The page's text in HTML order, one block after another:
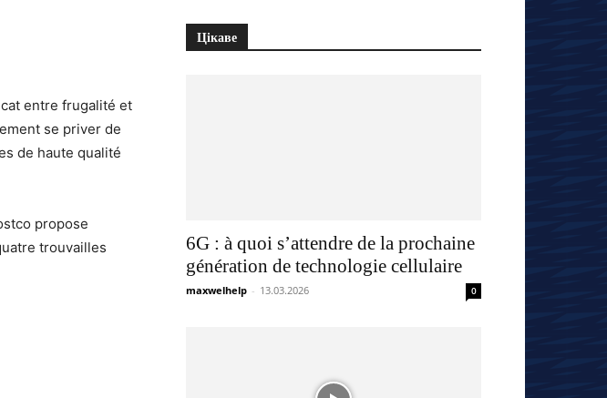
entre frugalité et
se priver de
de haute qualité
propose
trouvailles
Цікаве
6G : à quoi s’attendre de la prochaine
génération de technologie cellulaire
maxwelhelp - 13.03.2026 0